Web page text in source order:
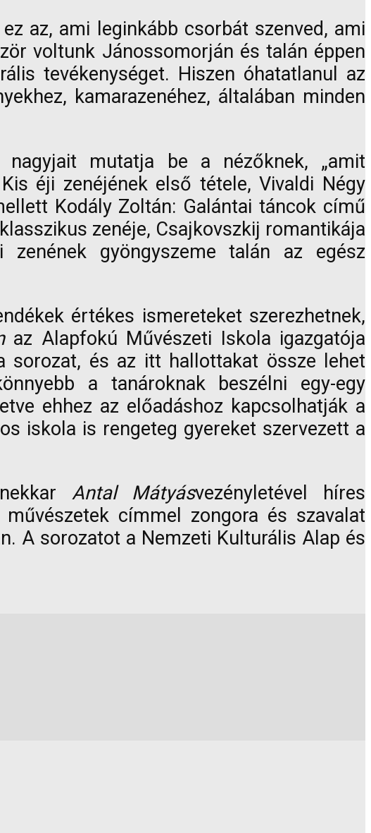
az, ami leginkább csorbát szenved, ami
voltunk Jánossomorján és talán éppen
tevékenységet. Hiszen óhatatlanul az
kamarazenéhez, általában minden
mutatja be a nézőknek, „amit
éji zenéjének első tétele, Vivaldi Négy
Kodály Zoltán: Galántai táncok című
zenéje, Csajkovszkij romantikája
gyöngyszeme talán az egész
értékes ismereteket szerezhetnek,
az Alapfokú Művészeti Iskola igazgatója
sorozat, és az itt hallottakat össze lehet
a tanároknak beszélni egy-egy
ehhez az előadáshoz kapcsolhatják a
iskola is rengeteg gyereket szervezett a
Antal Mátyásvezényletével híres
címmel zongora és szavalat
A sorozatot a Nemzeti Kulturális Alap és